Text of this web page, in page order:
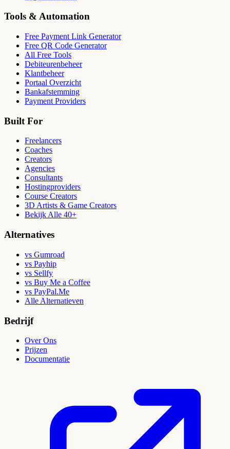
Tools & Automation
Free Payment Link Generator
Free QR Code Generator
All Free Tools
Debiteurenbeheer
Klantbeheer
Portaal Overzicht
Bankafstemming
Payment Providers
Built For
Freelancers
Coaches
Creators
Agencies
Consultants
Hostingproviders
Course Creators
3D Artists & Game Creators
Bekijk Alle 40+
Alternatives
vs Gumroad
vs Payhip
vs Sellfy
vs Buy Me a Coffee
vs PayPal.Me
Alle Alternatieven
Bedrijf
Over Ons
Prijzen
Documentatie